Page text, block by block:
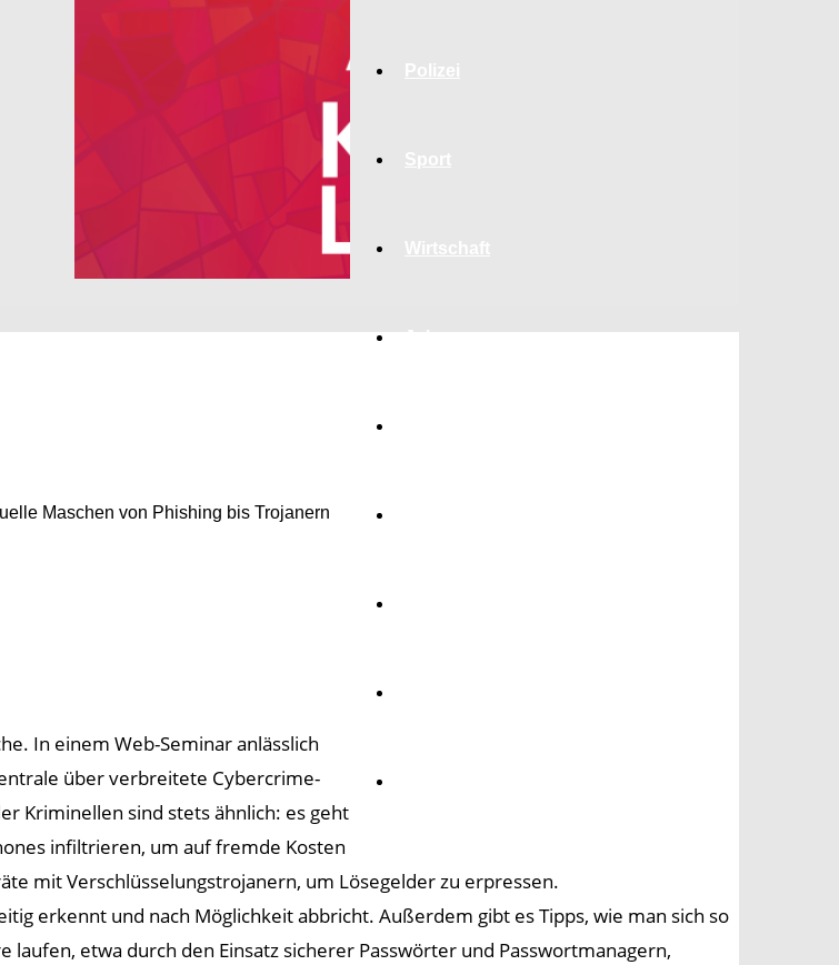
Jobs
Maschen von Phishing bis Trojanern
In einem Web-Seminar anlässlich
über verbreitete Cybercrime-
Kriminellen sind stets ähnlich: es geht
infiltrieren, um auf fremde Kosten
mit Verschlüsselungstrojanern, um Lösegelder zu erpressen.
erkennt und nach Möglichkeit abbricht. Außerdem gibt es Tipps, wie man sich so
etwa durch den Einsatz sicherer Passwörter und Passwortmanagern,